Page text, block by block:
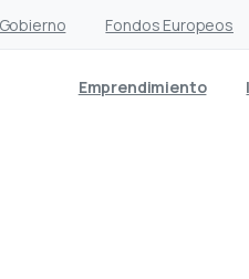
Fondos Europeos
Emprendimiento